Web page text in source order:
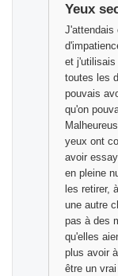
Yeux
J'attendais
et j'utilisais
toutes les
pouvais
qu'on
yeux ont
avoir
en pleine
les retirer,
une autre
pas à des
qu'elles
plus avoir
être un